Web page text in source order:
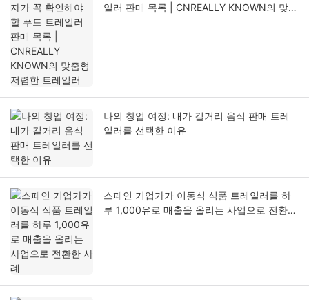
일러 판매 목록 | CNREALLY KNOWN의 맞춤
나의 창업 여정: 내가 길거리 음식 판매 트레
일러를 선택한 이유
스페인 기업가가 이동식 식품 트레일러를 하
루 1,000유로 매출을 올리는 사업으로 전환한